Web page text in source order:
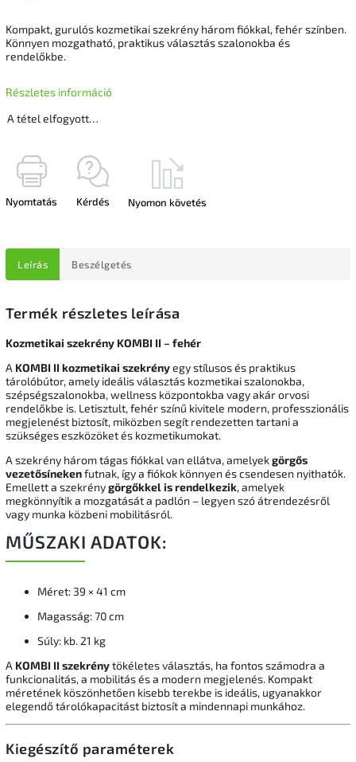
A tétel elfogyott…
Kompakt, gurulós kozmetikai szekrény három fiókkal, fehér színben.
Könnyen mozgatható, praktikus választás szalonokba és
rendelőkbe.
Részletes információ
Nyomtatás Kérdés Nyomon követés
Leírás Beszélgetés
Termék részletes leírása
Kozmetikai szekrény KOMBI II – fehér
A KOMBI II kozmetikai szekrényegy stílusos és praktikus
tárolóbútor, amely ideális választás kozmetikai szalonokba,
szépségszalonokba, wellness központokba vagy akár orvosi
rendelőkbe is. Letisztult, fehér színű kivitele modern, professzionális
megjelenést biztosít, miközben segít rendezetten tartani a
szükséges eszközöket és kozmetikumokat.
A szekrény három tágas fiókkal van ellátva, amelyekgörgős
vezetősínekenfutnak, így a fiókok könnyen és csendesen nyithatók.
Emellett a szekrénygörgőkkel is rendelkezik, amelyek
megkönnyítik a mozgatását a padlón – legyen szó átrendezésről
vagy munka közbeni mobilitásról.
MŰSZAKI ADATOK:
Méret: 39 × 41 cm
Magasság: 70 cm
Súly: kb. 21 kg
A KOMBI II szekrénytökéletes választás, ha fontos számodra a
funkcionalitás, a mobilitás és a modern megjelenés. Kompakt
méretének köszönhetően kisebb terekbe is ideális, ugyanakkor
elegendő tárolókapacitást biztosít a mindennapi munkához.
Kiegészítő paraméterek